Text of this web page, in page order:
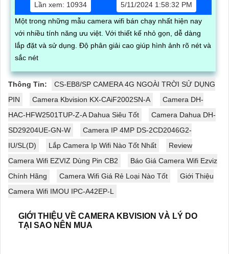
Lần xem: 10934
5/11/2024 1:58:32 PM
Một trong những mẫu camera wifi bán chạy nhất hiện nay
với nhiều tính năng ưu việt. Với thiết kế nhỏ gọn, dễ dàng
lắp đặt và sử dụng. Độ phân giải cao giúp hình ảnh rõ nét và
sắc nét
Thông Tin:
CS-EB8/SP CAMERA 4G NGOÀI TRỜI SỬ DỤNG
PIN
Camera Kbvision KX-CAiF2002SN-A
Camera DH-
HAC-HFW2501TUP-Z-A Dahua Siêu Tốt
Camera Dahua DH-
SD29204UE-GN-W
Camera IP 4MP DS-2CD2046G2-
IU/SL(D)
Lắp Camera Ip Wifi Nào Tốt Nhất
Review
Camera Wifi EZVIZ Dùng Pin CB2
Báo Giá Camera Wifi Ezviz
Chính Hãng
Camera Wifi Giá Rẻ Loại Nào Tốt
Giới Thiệu
Camera Wifi IMOU IPC-A42EP-L
GIỚI THIỆU VỀ CAMERA KBVISION VÀ LÝ DO
TẠI SAO NÊN MUA